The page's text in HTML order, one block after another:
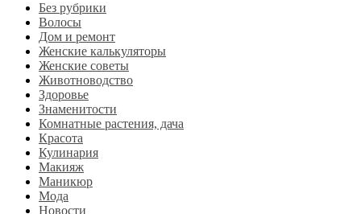
Без рубрики
Волосы
Дом и ремонт
Женские калькуляторы
Женские советы
Животноводство
Здоровье
Знаменитости
Комнатные растения, дача
Красота
Кулинария
Макияж
Маникюр
Мода
Новости